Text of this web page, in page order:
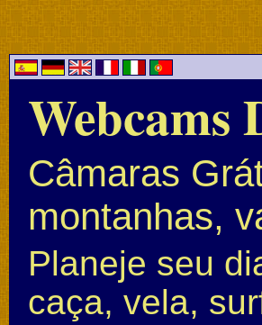
Webcams
Câmaras
montanhas,
Planeje seu
caça, vela,